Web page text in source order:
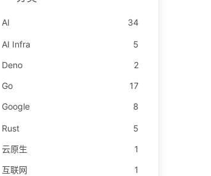
AI 34
AI Infra
5
Deno
2
Go
17
Google
8
Rust
5
云原生
1
互联网
1